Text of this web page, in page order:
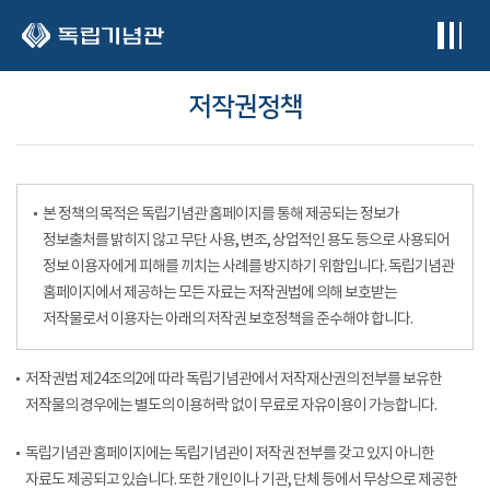
저작권정책
본 정책의 목적은 독립기념관 홈페이지를 통해 제공되는 정보가
정보출처를 밝히지 않고 무단 사용, 변조, 상업적인 용도 등으로 사용되어
정보 이용자에게 피해를 끼치는 사례를 방지하기 위함입니다. 독립기념관
홈페이지에서 제공하는 모든 자료는 저작권법에 의해 보호받는
저작물로서 이용자는 아래의 저작권 보호정책을 준수해야 합니다.
저작권법 제24조의2에 따라 독립기념관에서 저작재산권의 전부를 보유한
저작물의 경우에는 별도의 이용허락 없이 무료로 자유이용이 가능합니다.
독립기념관 홈페이지에는 독립기념관이 저작권 전부를 갖고 있지 아니한
자료도 제공되고 있습니다. 또한 개인이나 기관, 단체 등에서 무상으로 제공한